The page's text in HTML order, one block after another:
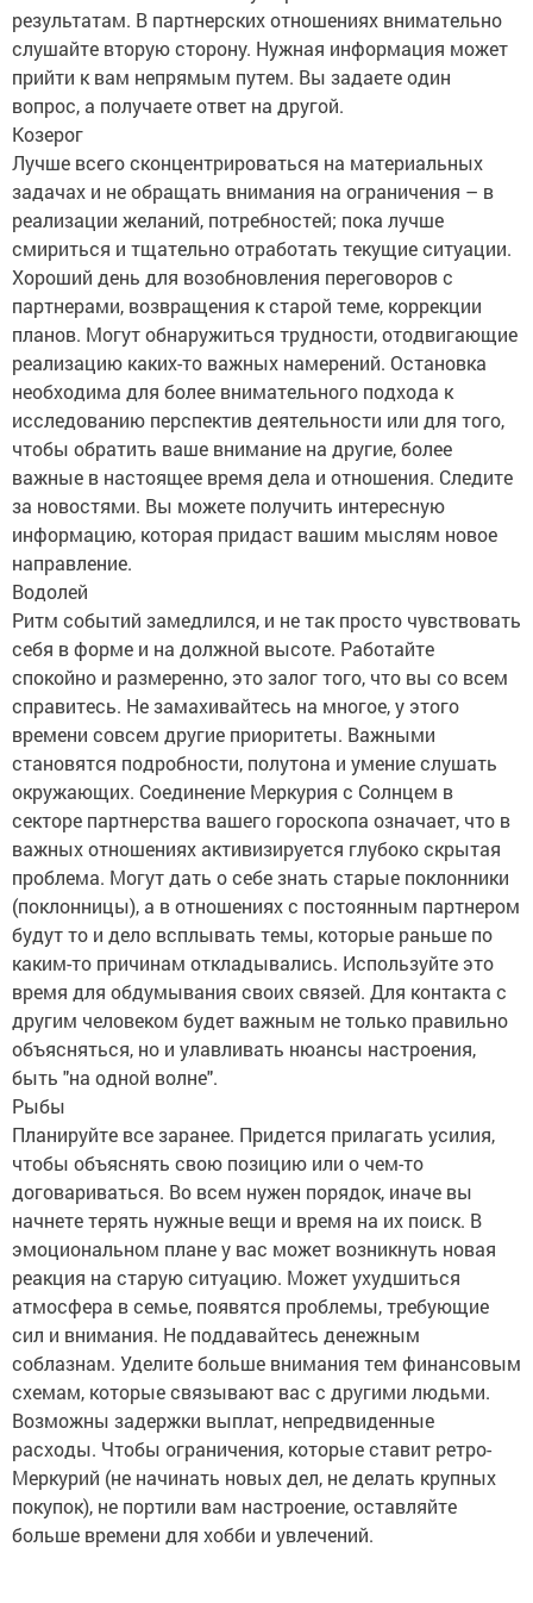
результатам. В партнерских отношениях внимательно
слушайте вторую сторону. Нужная информация может
прийти к вам непрямым путем. Вы задаете один
вопрос, а получаете ответ на другой.
Козерог
Лучше всего сконцентрироваться на материальных
задачах и не обращать внимания на ограничения – в
реализации желаний, потребностей; пока лучше
смириться и тщательно отработать текущие ситуации.
Хороший день для возобновления переговоров с
партнерами, возвращения к старой теме, коррекции
планов. Могут обнаружиться трудности, отодвигающие
реализацию каких-то важных намерений. Остановка
необходима для более внимательного подхода к
исследованию перспектив деятельности или для того,
чтобы обратить ваше внимание на другие, более
важные в настоящее время дела и отношения. Следите
за новостями. Вы можете получить интересную
информацию, которая придаст вашим мыслям новое
направление.
Водолей
Ритм событий замедлился, и не так просто чувствовать
себя в форме и на должной высоте. Работайте
спокойно и размеренно, это залог того, что вы со всем
справитесь. Не замахивайтесь на многое, у этого
времени совсем другие приоритеты. Важными
становятся подробности, полутона и умение слушать
окружающих. Соединение Меркурия с Солнцем в
секторе партнерства вашего гороскопа означает, что в
важных отношениях активизируется глубоко скрытая
проблема. Могут дать о себе знать старые поклонники
(поклонницы), а в отношениях с постоянным партнером
будут то и дело всплывать темы, которые раньше по
каким-то причинам откладывались. Используйте это
время для обдумывания своих связей. Для контакта с
другим человеком будет важным не только правильно
объясняться, но и улавливать нюансы настроения,
быть "на одной волне".
Рыбы
Планируйте все заранее. Придется прилагать усилия,
чтобы объяснять свою позицию или о чем-то
договариваться. Во всем нужен порядок, иначе вы
начнете терять нужные вещи и время на их поиск. В
эмоциональном плане у вас может возникнуть новая
реакция на старую ситуацию. Может ухудшиться
атмосфера в семье, появятся проблемы, требующие
сил и внимания. Не поддавайтесь денежным
соблазнам. Уделите больше внимания тем финансовым
схемам, которые связывают вас с другими людьми.
Возможны задержки выплат, непредвиденные
расходы. Чтобы ограничения, которые ставит ретро-
Меркурий (не начинать новых дел, не делать крупных
покупок), не портили вам настроение, оставляйте
больше времени для хобби и увлечений.